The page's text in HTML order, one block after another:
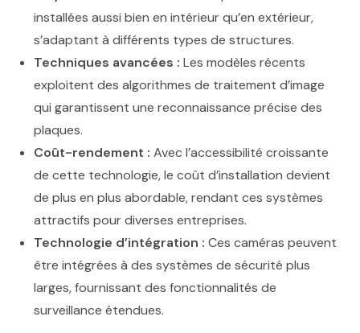
installées aussi bien en intérieur qu’en extérieur,
s’adaptant à différents types de structures.
Techniques avancées :Les modèles récents
exploitent des algorithmes de traitement d’image
qui garantissent une reconnaissance précise des
plaques.
Coût-rendement :Avec l’accessibilité croissante
de cette technologie, le coût d’installation devient
de plus en plus abordable, rendant ces systèmes
attractifs pour diverses entreprises.
Technologie d’intégration :Ces caméras peuvent
être intégrées à des systèmes de sécurité plus
larges, fournissant des fonctionnalités de
surveillance étendues.